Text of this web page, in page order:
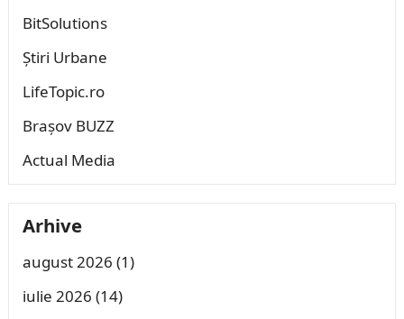
BitSolutions
Știri Urbane
LifeTopic.ro
Brașov BUZZ
Actual Media
Arhive
august 2026 (1)
iulie 2026 (14)